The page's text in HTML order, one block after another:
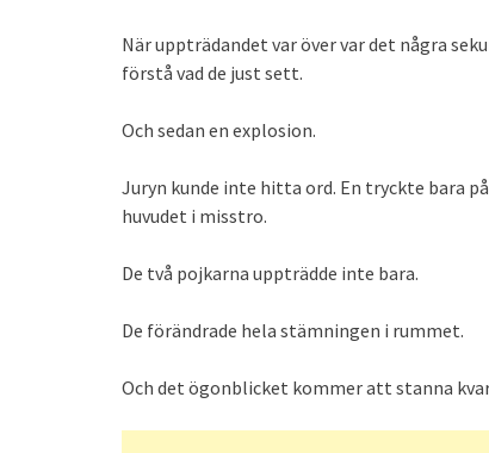
När uppträdandet var över var det några
förstå vad de just sett.
Och sedan en explosion.
Juryn kunde inte hitta ord. En tryckte bara
huvudet i misstro.
De två pojkarna uppträdde inte bara.
De förändrade hela stämningen i rummet.
Och det ögonblicket kommer att stanna